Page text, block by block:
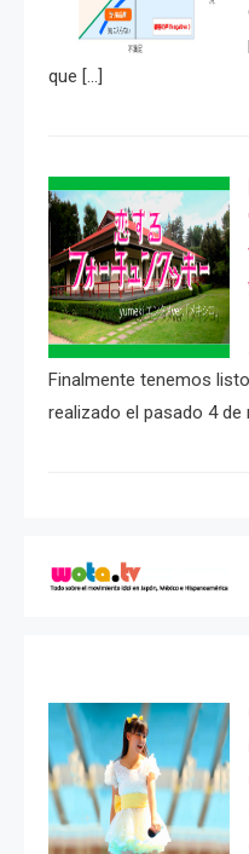
que […]
Finalmente tenemos
realizado el pasado 4